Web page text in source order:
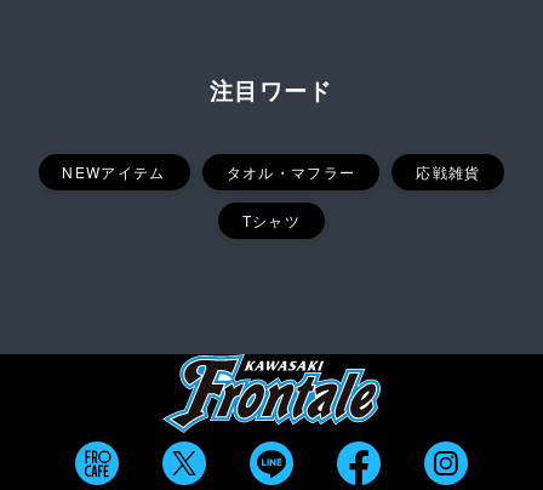
注目ワード
NEWアイテム タオル・マフラー 応戦雑貨
Tシャツ